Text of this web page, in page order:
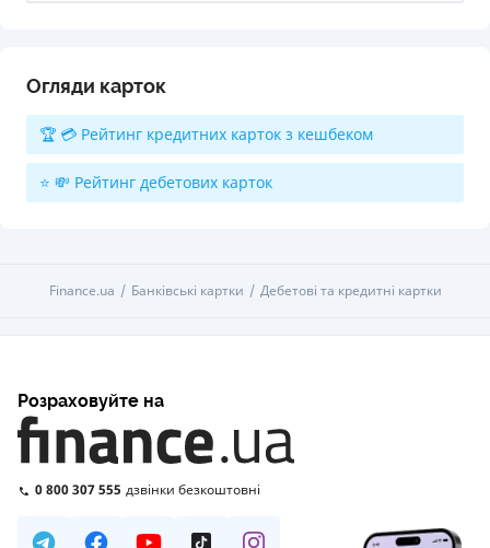
Огляди карток
🏆 💳 Рейтинг кредитних карток з кешбеком
⭐ 💸 Рейтинг дебетових карток
Finance.ua Банківські картки Дебетові та кредитні картки
Розраховуйте на
0 800 307 555 дзвінки безкоштовні